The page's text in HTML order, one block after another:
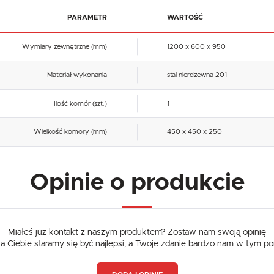
PARAMETR WARTOŚĆ
Wymiary zewnętrzne (mm) 1200 x 600 x 950
Materiał wykonania stal nierdzewna 201
Ilość komór (szt.) 1
Wielkość komory (mm) 450 x 450 x 250
Opinie o produkcie
Miałeś już kontakt z naszym produktem? Zostaw nam swoją opinię
Ciebie staramy się być najlepsi, a Twoje zdanie bardzo nam w tym